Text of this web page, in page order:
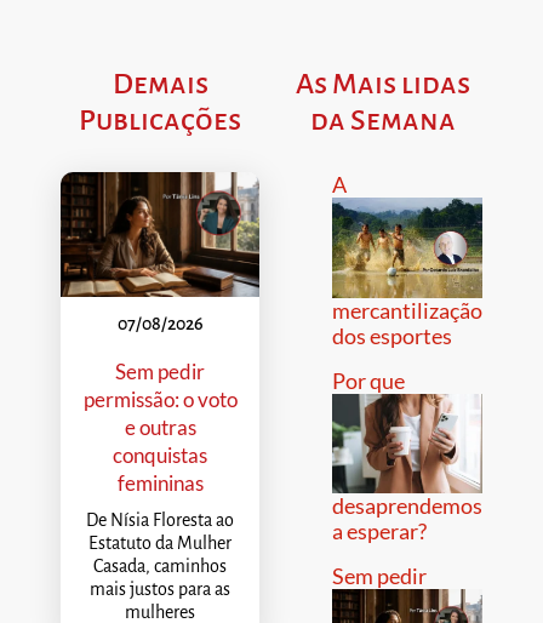
Demais
Publicações
07/08/2026
Sem pedir
permissão: o voto
e outras
conquistas
femininas
De Nísia Floresta ao
Estatuto da Mulher
Casada, caminhos
mais justos para as
mulheres
As Mais lidas
da Semana
A
mercantilização
dos esportes
Por que
desaprendemos
a esperar?
Sem pedir